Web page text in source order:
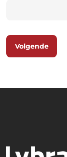
Volgende